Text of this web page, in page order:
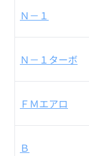
Ｎ－１
Ｎ－１ターボ
ＦＭエアロ
Ｂ